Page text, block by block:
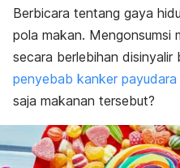
Berbicara tentang gaya
pola makan. Mengonsumsi
secara berlebihan disinyalir
penyebab kanker payudara
saja makanan tersebut?